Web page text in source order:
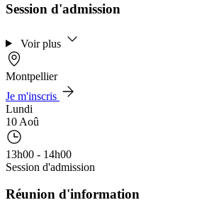
Session d'admission
Voir plus
Montpellier
Je m'inscris
Lundi
10 Aoû
13h00 - 14h00
Session d'admission
Réunion d'information